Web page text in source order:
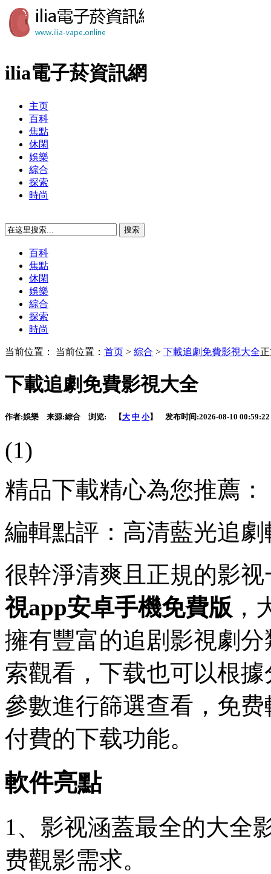
ilia電子菸資訊網
主页
百科
焦點
休閑
娛樂
綜合
探索
時尚
百科
焦點
休閑
娛樂
綜合
探索
時尚
当前位置： 当前位置： 首页 > 綜合 > 下載追劇免費影視大全
下載追劇免費影視大全
作者:娛樂 来源:綜合 浏览: 【大 中 小】 发布时间:2026-08-10 00:59:22
(1)
精品下載精心為您推薦：
編輯點評：高清藍光追劇
很幹淨清爽且正規的影
視app安卓手機免費版 ，
擁有豐富的追剧影視劇
索觀看，下载也可以根
參數進行篩選查看，免
付費的下载功能。
軟件亮點
1、影视涵蓋最全的大全
费觀影需求。